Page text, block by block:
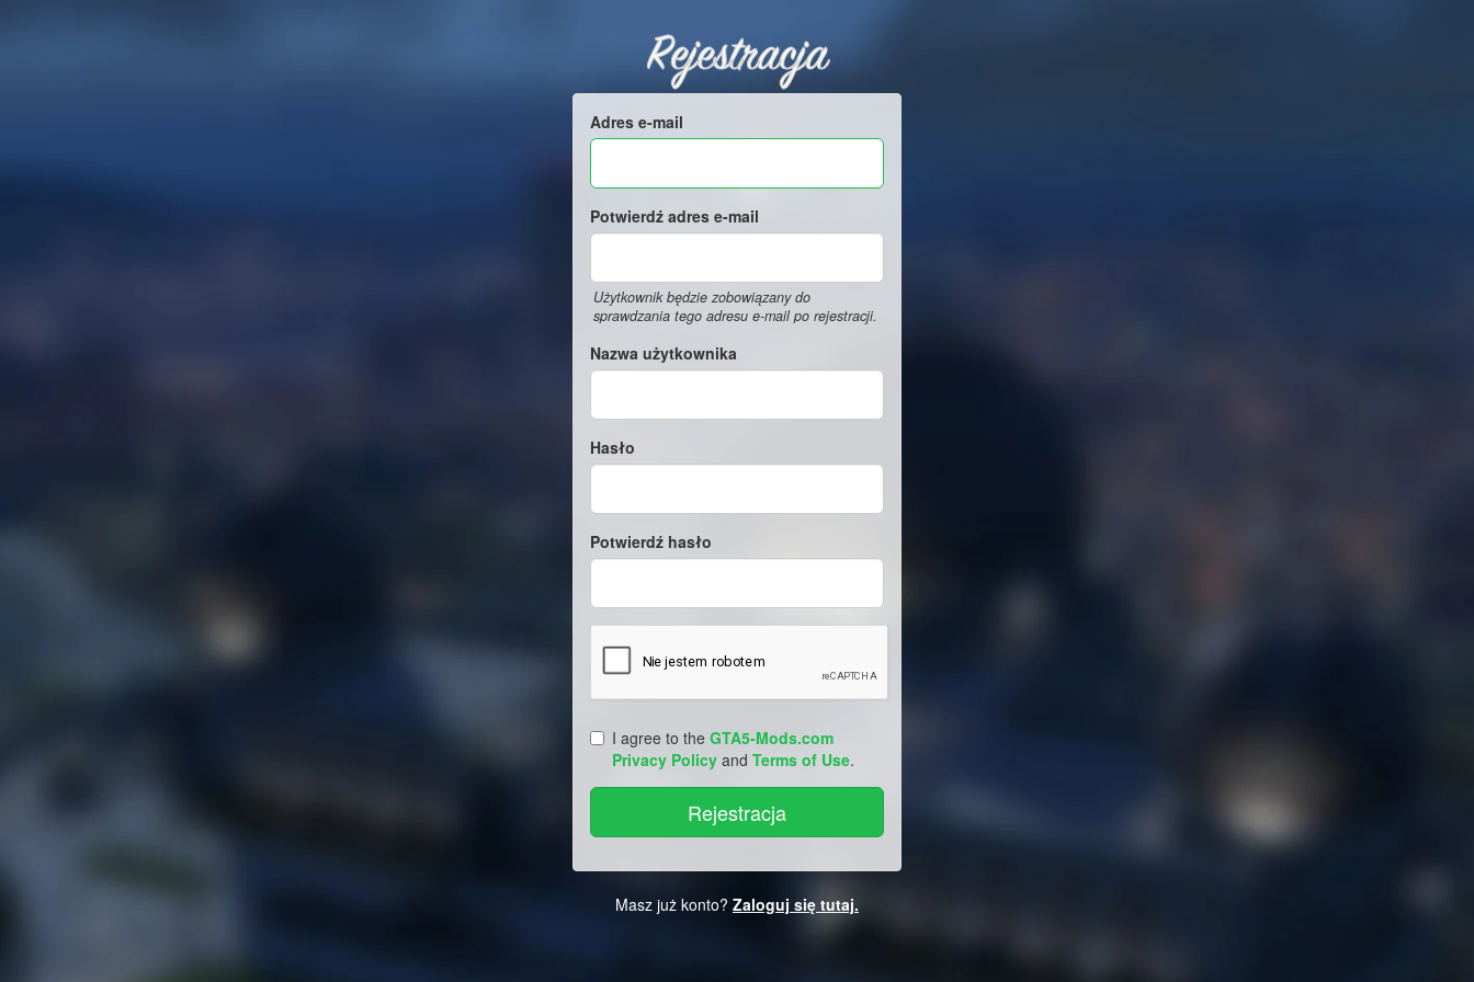
Rejestracja
Adres e-mail
Potwierdź adres e-mail
Użytkownik będzie zobowiązany do
sprawdzania tego adresu e-mail po rejestracji.
Nazwa użytkownika
Hasło
Potwierdź hasło
I agree to the GTA5-Mods.com
Privacy Policy and Terms of Use.
Masz już konto? Zaloguj się tutaj.